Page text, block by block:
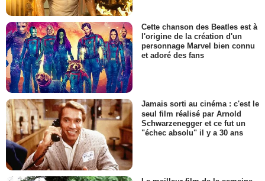
Cette chanson des Beatles est à
l'origine de la création d'un
personnage Marvel bien connu
et adoré des fans
Jamais sorti au cinéma : c'est le
seul film réalisé par Arnold
Schwarzenegger et ce fut un
"échec absolu" il y a 30 ans